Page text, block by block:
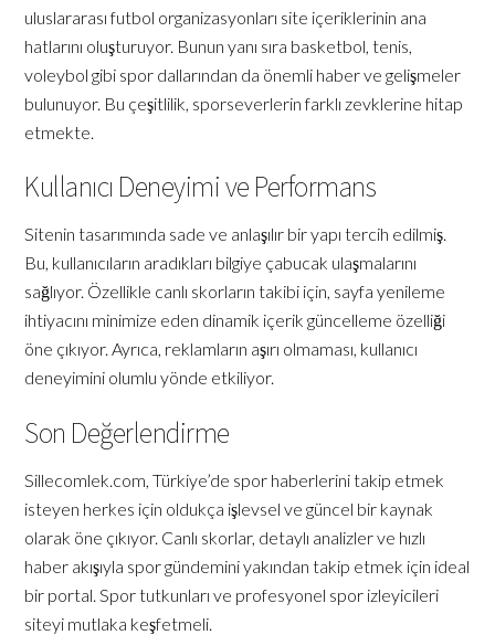
uluslararası futbol organizasyonları site içeriklerinin ana
hatlarını oluşturuyor. Bunun yanı sıra basketbol, tenis,
voleybol gibi spor dallarından da önemli haber ve gelişmeler
bulunuyor. Bu çeşitlilik, sporseverlerin farklı zevklerine hitap
etmekte.
Kullanıcı Deneyimi ve Performans
Sitenin tasarımında sade ve anlaşılır bir yapı tercih edilmiş.
Bu, kullanıcıların aradıkları bilgiye çabucak ulaşmalarını
sağlıyor. Özellikle canlı skorların takibi için, sayfa yenileme
ihtiyacını minimize eden dinamik içerik güncelleme özelliği
öne çıkıyor. Ayrıca, reklamların aşırı olmaması, kullanıcı
deneyimini olumlu yönde etkiliyor.
Son Değerlendirme
Sillecomlek.com, Türkiye’de spor haberlerini takip etmek
isteyen herkes için oldukça işlevsel ve güncel bir kaynak
olarak öne çıkıyor. Canlı skorlar, detaylı analizler ve hızlı
haber akışıyla spor gündemini yakından takip etmek için ideal
bir portal. Spor tutkunları ve profesyonel spor izleyicileri
siteyi mutlaka keşfetmeli.